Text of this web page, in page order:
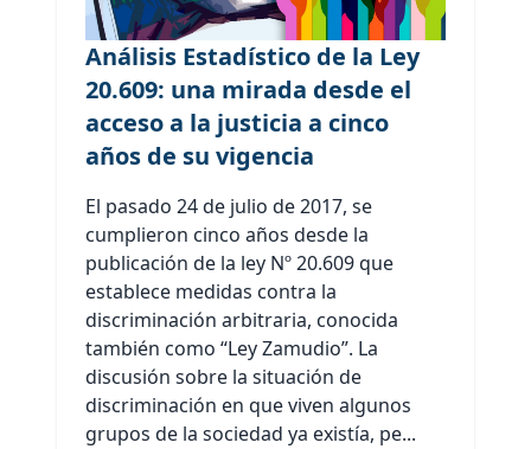
Análisis Estadístico de la Ley
20.609: una mirada desde el
acceso a la justicia a cinco
años de su vigencia
El pasado 24 de julio de 2017, se
cumplieron cinco años desde la
publicación de la ley Nº 20.609 que
establece medidas contra la
discriminación arbitraria, conocida
también como “Ley Zamudio”. La
discusión sobre la situación de
discriminación en que viven algunos
grupos de la sociedad ya existía, pe...